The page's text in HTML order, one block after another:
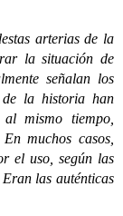
arterias de la
la situación de
señalan los
de la historia han
mismo tiempo,
muchos casos,
el uso, según las
las auténticas